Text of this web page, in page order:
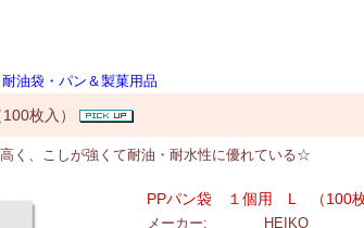
耐油袋・パン＆製菓用品
枚入）
く、こしが強くて耐油・耐水性に優れている☆
PPパン袋 １個用 L （100枚
メーカー: HEIKO